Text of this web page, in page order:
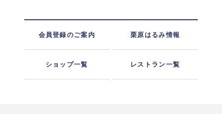
会員登録のご案内 栗原はるみ情報
ショップ一覧 レストラン一覧